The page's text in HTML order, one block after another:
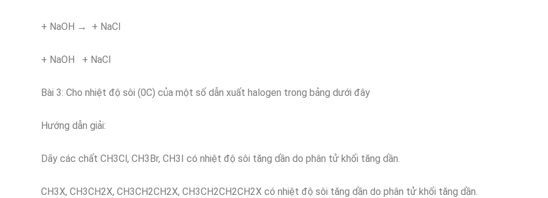
+ NaOH → + NaCl
+ NaOH + NaCl
Bài 3: Cho nhiệt độ sôi (0C) của một số dẫn xuất halogen trong bảng dưới đây
Hướng dẫn giải:
Dãy các chất CH3Cl, CH3Br, CH3I có nhiệt độ sôi tăng dần do phân tử khối tăng dần.
CH3X, CH3CH2X, CH3CH2CH2X, CH3CH2CH2CH2X có nhiệt độ sôi tăng dần do phân tử khối tăng dần.